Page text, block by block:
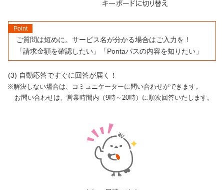
Point
ご質問は短めに。サービス名が分かる場合はご入力を！
「請求金額を確認したい」「Pontaパスの内容を知りたい」
(3) 自動応答ですぐに回答が届く！
解決しない場合は、コミュニケーターに問い合わせができます。
お問い合わせは、営業時間内（9時～20時）に順次回答いたします。